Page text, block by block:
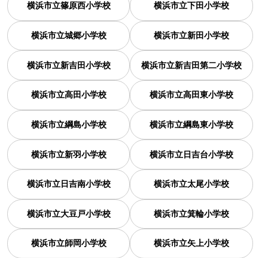
横浜市立篠原西小学校 横浜市立下田小学校
横浜市立城郷小学校 横浜市立新田小学校
横浜市立新吉田小学校 横浜市立新吉田第二小学校
横浜市立高田小学校 横浜市立高田東小学校
横浜市立綱島小学校 横浜市立綱島東小学校
横浜市立新羽小学校 横浜市立日吉台小学校
横浜市立日吉南小学校 横浜市立太尾小学校
横浜市立大豆戸小学校 横浜市立箕輪小学校
横浜市立師岡小学校 横浜市立矢上小学校